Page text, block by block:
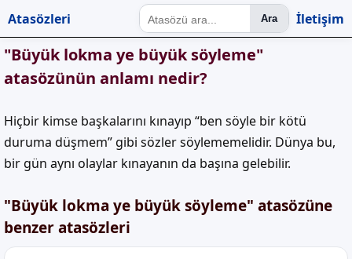
Atasözleri Ara İletişim
"Büyük lokma ye büyük söyleme"
atasözünün anlamı nedir?
Hiçbir kimse başkalarını kınayıp “ben söyle bir kötü
duruma düşmem” gibi sözler söylememelidir. Dünya bu,
bir gün aynı olaylar kınayanın da başına gelebilir.
"Büyük lokma ye büyük söyleme" atasözüne
benzer atasözleri